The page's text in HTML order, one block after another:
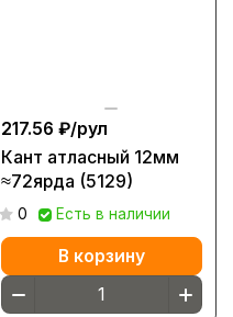
217.56 ₽/рул
Кант атласный 12мм
≈72ярда (5129)
0 Есть в наличии
В корзину